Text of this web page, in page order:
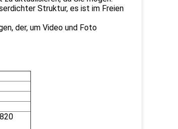
Struktur, es ist im Freien
der, um Video und Foto